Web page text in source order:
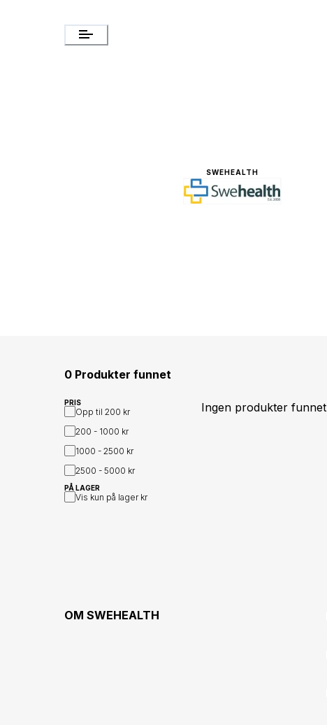
SWEHEALTH
0 Produkter funnet
PRIS
Opp til 200 kr
200 - 1000 kr
1000 - 2500 kr
2500 - 5000 kr
PÅ LAGER
Vis kun på lager kr
Ingen produkter funnet
OM SWEHEALTH